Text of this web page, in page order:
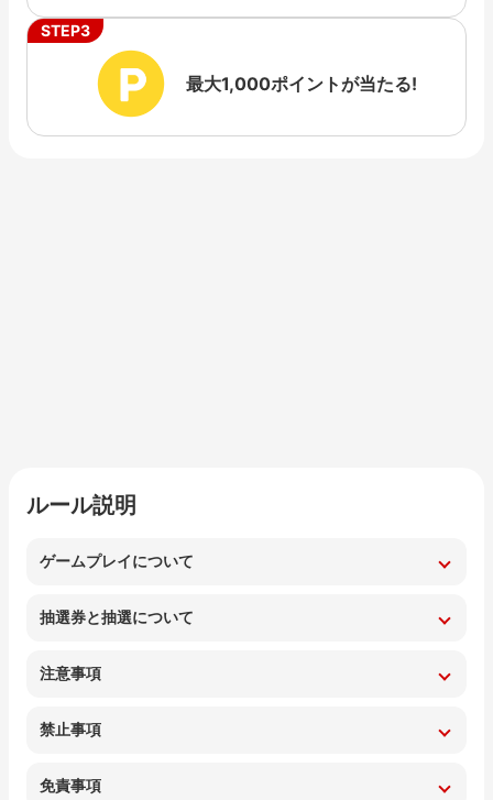
STEP3
最大1,000ポイントが当たる!
ルール説明
ゲームプレイについて
抽選券と抽選について
注意事項
禁止事項
免責事項